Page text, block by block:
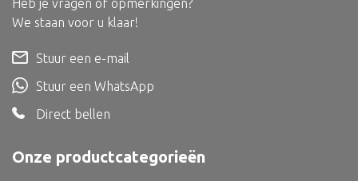
Oosterse tv meubel
Oosterse lampen
Onze productcategorieën
Heb je vragen of opmerkingen?
We staan voor u klaar!
Stuur een e-mail
Stuur een WhatsApp
Direct bellen